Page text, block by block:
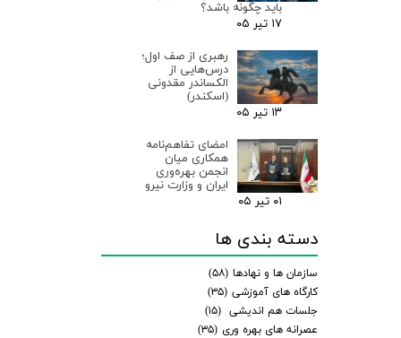
باید چگونه باشد؟
۱۷ تیر ۰۵
رهبری از صف اول؛
درس‌هایی از
الکساندر مقدونی
(اسکندر)
۱۳ تیر ۰۵
امضای تفاهم‌نامه
همکاری میان
انجمن بهره‌وری
ایران و وزارت نیرو
۰۱ تیر ۰۵
دسته بندی ها
سازمان ها و نهادها (۵۸)
کارگاه های آموزشی (۳۵)
جلسات هم اندیشی (۱۵)
عصرانه های بهره وری (۳۵)